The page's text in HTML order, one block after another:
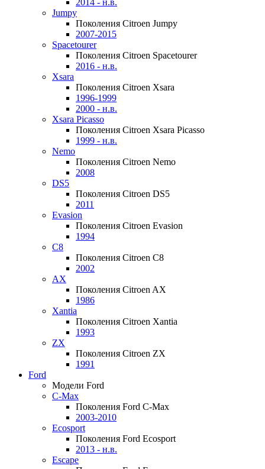
2014 - н.в.
Jumpy
Поколения Citroen Jumpy
2007-2015
Spacetourer
Поколения Citroen Spacetourer
2016 - н.в.
Xsara
Поколения Citroen Xsara
1996-1999
2000 - н.в.
Xsara Picasso
Поколения Citroen Xsara Picasso
1999 - н.в.
Nemo
Поколения Citroen Nemo
2008
DS5
Поколения Citroen DS5
2011
Evasion
Поколения Citroen Evasion
1994
C8
Поколения Citroen C8
2002
AX
Поколения Citroen AX
1986
Xantia
Поколения Citroen Xantia
1993
ZX
Поколения Citroen ZX
1991
Ford
Модели Ford
C-Max
Поколения Ford C-Max
2003-2010
Ecosport
Поколения Ford Ecosport
2013 - н.в.
Escape